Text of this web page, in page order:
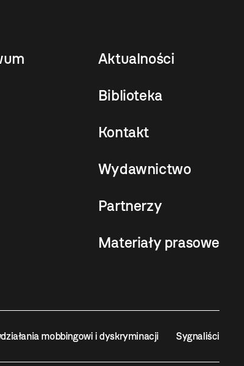
Aktualności
Biblioteka
Kontakt
Wydawnictwo
Partnerzy
Materiały prasowe
mobbingowi i dyskryminacji Sygnaliści